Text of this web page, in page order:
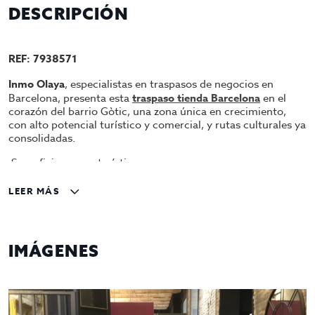
DESCRIPCIÓN
REF: 7938571
Inmo Olaya, especialistas en traspasos de negocios en
Barcelona, presenta estatraspaso tienda Barcelonaen el
corazón del barrio Gòtic, una zona única en crecimiento,
con alto potencial turístico y comercial, y rutas culturales ya
consolidadas.
Superficie y características
160 m² totalmente reformados
100.000 €.
Altillo metálico ideal como oficina o área de descanso.
LEER MÁS
IMÁGENES